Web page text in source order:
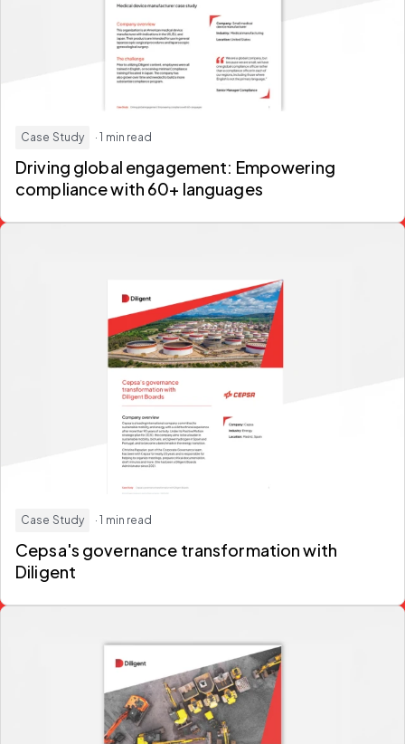
Case Study · 1 min read
Driving global engagement: Empowering
compliance with 60+ languages
Case Study · 1 min read
Cepsa's governance transformation with
Diligent